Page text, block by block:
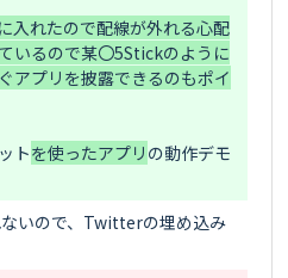
入れたので配線が外れる心配
いるので某〇5Stickのように
アプリを披露できるのもポイ
トを使ったアプリ の動作デモ
いので、Twitterの埋め込み